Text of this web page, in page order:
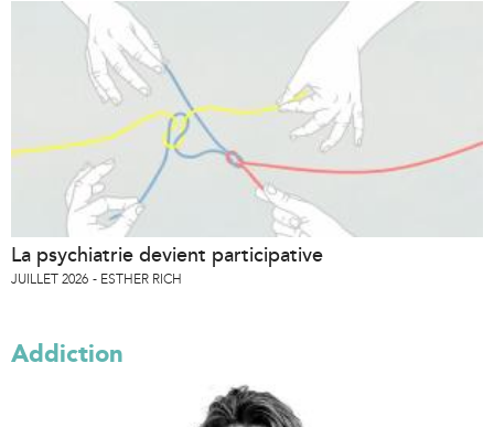
La psychiatrie devient participative
JUILLET 2026 ESTHER RICH
Addiction